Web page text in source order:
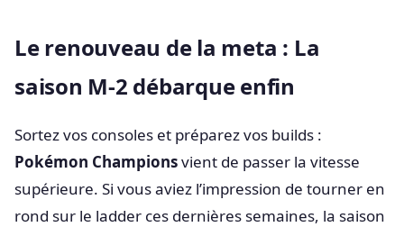
Le renouveau de la meta : La
saison M-2 débarque enfin
Sortez vos consoles et préparez vos builds :
Pokémon Championsvient de passer la vitesse
supérieure. Si vous aviez l’impression de tourner en
rond sur le ladder ces dernières semaines, la saison